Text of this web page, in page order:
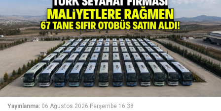
Yayınlanma: 06 Ağustos 2026 Perşembe 16:38